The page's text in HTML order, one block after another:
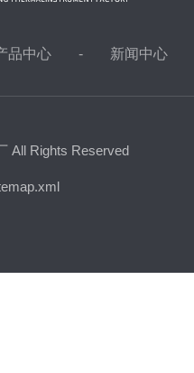
品中心 新闻中心
All Rights Reserved